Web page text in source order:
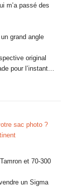
m’a passé des
grand angle
original
pour l’instant…
sac photo ?
et 70-300
un Sigma